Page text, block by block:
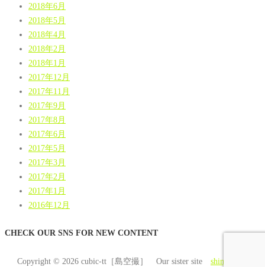
2018年6月
2018年5月
2018年4月
2018年2月
2018年1月
2017年12月
2017年11月
2017年9月
2017年8月
2017年6月
2017年5月
2017年3月
2017年2月
2017年1月
2016年12月
CHECK OUR SNS FOR NEW CONTENT
Copyright © 2026 cubic-tt［島空撮］ Our sister site shimasora.com